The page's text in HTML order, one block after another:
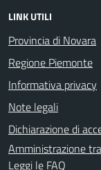
LINK UTILI
Provincia di Novara
Regione Piemonte
Informativa privacy
Note legali
Dichiarazione di
Amministrazione
Leggi le FAQ